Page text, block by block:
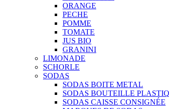
ORANGE
PECHE
POMME
TOMATE
JUS BIO
GRANINI
LIMONADE
SCHORLE
SODAS
SODAS BOITE METAL
SODAS BOUTEILLE
SODAS CAISSE CONSIGNÉE